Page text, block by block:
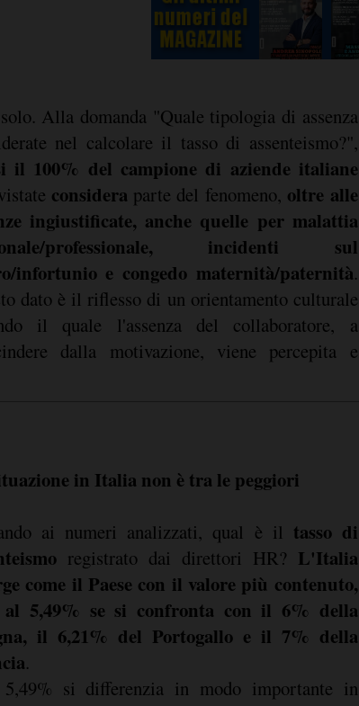
Alla domanda "Quale tipologia di assenza
nel calcolare il tasso di assenteismo?",
il 100% del campione di aziende italiane
considera parte del fenomeno, oltre alle
ingiustificate, anche quelle per malattia
professionale, incidenti sul
infortunio e congedo maternità/paternità.
dato è il riflesso di un orientamento culturale
il quale l'assenza del collaboratore, a
dalla motivazione, viene percepita e
rappresenta un rallentamento organizzativo e, nei casi
un ostacolo allo sviluppo professionale
in Italia non è tra le peggiori
ai numeri analizzati, qual è il tasso di
registrato dai direttori HR? L'Italia
come il Paese con il valore più contenuto,
5,49% se si confronta con il 6% della
il 6,21% del Portogallo e il 7% della
.
5,49% si differenzia in modo importante in